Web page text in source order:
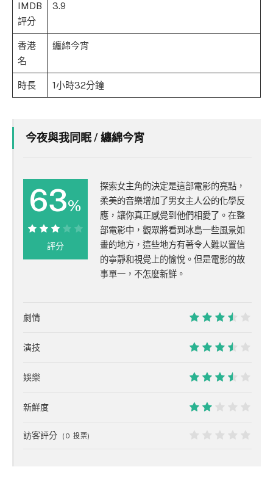
IMDB
評分
3.9
香港
名
纏綿今宵
時長 1小時32分鐘
今夜與我同眠 / 纏綿今宵
63%
63%
評分
探索女主角的決定是這部電影的亮點，
柔美的音樂增加了男女主人公的化學反
應，讓你真正感覺到他們相愛了。在整
部電影中，觀眾將看到冰島一些風景如
畫的地方，這些地方有著令人難以置信
的寧靜和視覺上的愉悅。但是電影的故
事單一，不怎麼新鮮。
劇情
演技
娛樂
新鮮度
訪客評分 ( 0 投票)